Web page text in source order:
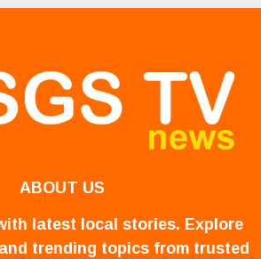
ABOUT US
latest local stories. Explore
trending topics from trusted